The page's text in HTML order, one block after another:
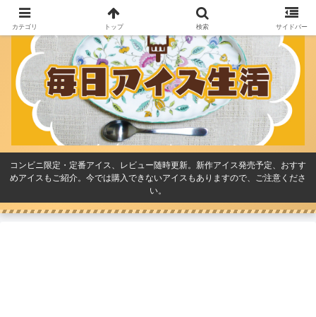
コンビニ限定・定番アイス、レビュー随時更新。新作アイス発売予定、おすす
めアイスもご紹介。今では購入できないアイスもありますので、ご注意くださ
い。
カテゴリ トップ 検索 サイドバー